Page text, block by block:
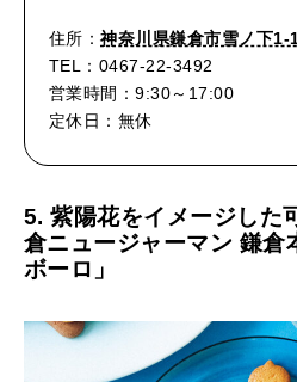
住所：神奈川県鎌倉市雪ノ下1-
TEL：0467-22-3492
営業時間：9:30～17:00
定休日：無休
5. 紫陽花をイメージした
倉ニュージャーマン 鎌倉
ボーロ」